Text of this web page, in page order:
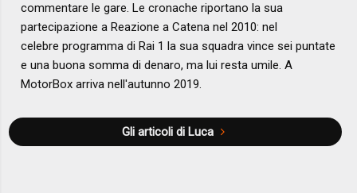
commentare le gare. Le cronache riportano la sua
partecipazione a Reazione a Catena nel 2010: nel
celebre programma di Rai 1 la sua squadra vince sei puntate
e una buona somma di denaro, ma lui resta umile. A
MotorBox arriva nell'autunno 2019.
Gli articoli di Luca